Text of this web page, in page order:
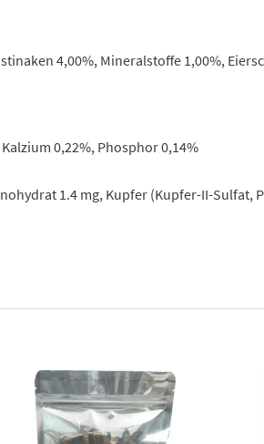
4,00%, Mineralstoffe 1,00%,
0,22%, Phosphor 0,14%
1.4 mg, Kupfer (Kupfer-II-Sulfat,